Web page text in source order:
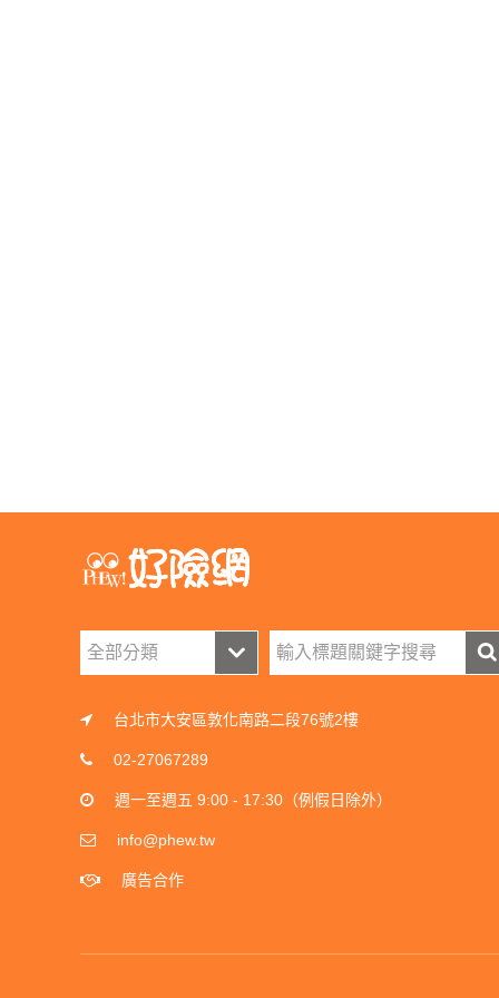
台北市大安區敦化南路二段76號2樓
02-27067289
週一至週五 9:00 - 17:30（例假日除外）
info@phew.tw
廣告合作